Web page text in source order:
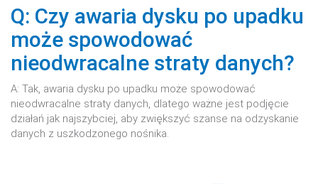
Q: Czy awaria dysku po upadku
może spowodować
nieodwracalne straty danych?
A: Tak, awaria dysku po upadku może spowodować
nieodwracalne straty danych, dlatego ważne jest podjęcie
działań jak najszybciej, aby zwiększyć szanse na odzyskanie
danych z uszkodzonego nośnika.